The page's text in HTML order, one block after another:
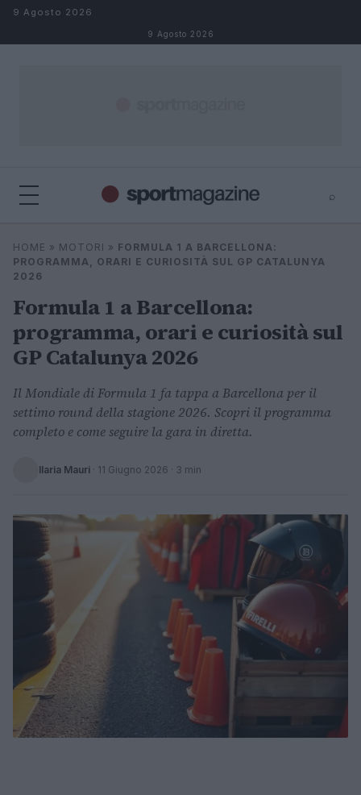
Salta al contenuto
9 Agosto 2026
9 Agosto 2026
⌕
Cerca
HOME » MOTORI » FORMULA 1 A BARCELLONA:
PROGRAMMA, ORARI E CURIOSITÀ SUL GP CATALUNYA
2026
Formula 1 a Barcellona:
programma, orari e curiosità sul
GP Catalunya 2026
Il Mondiale di Formula 1 fa tappa a Barcellona per il
settimo round della stagione 2026. Scopri il programma
completo e come seguire la gara in diretta.
Ilaria Mauri · 11 Giugno 2026 · 3 min